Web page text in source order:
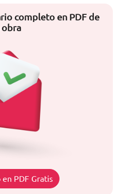
completo en PDF de
obra
en PDF Gratis